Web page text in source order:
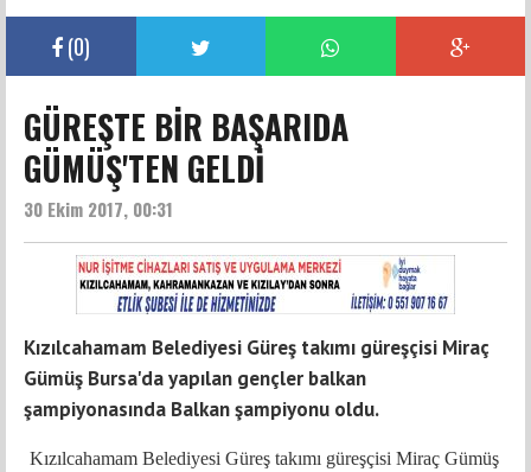
(0)
GÜREŞTE BİR BAŞARIDA
GÜMÜŞ'TEN GELDİ
30 Ekim 2017, 00:31
Kızılcahamam Belediyesi Güreş takımı güreşçisi Miraç
Gümüş Bursa'da yapılan gençler balkan
şampiyonasında Balkan şampiyonu oldu.
Kızılcahamam Belediyesi Güreş takımı güreşçisi Miraç Gümüş